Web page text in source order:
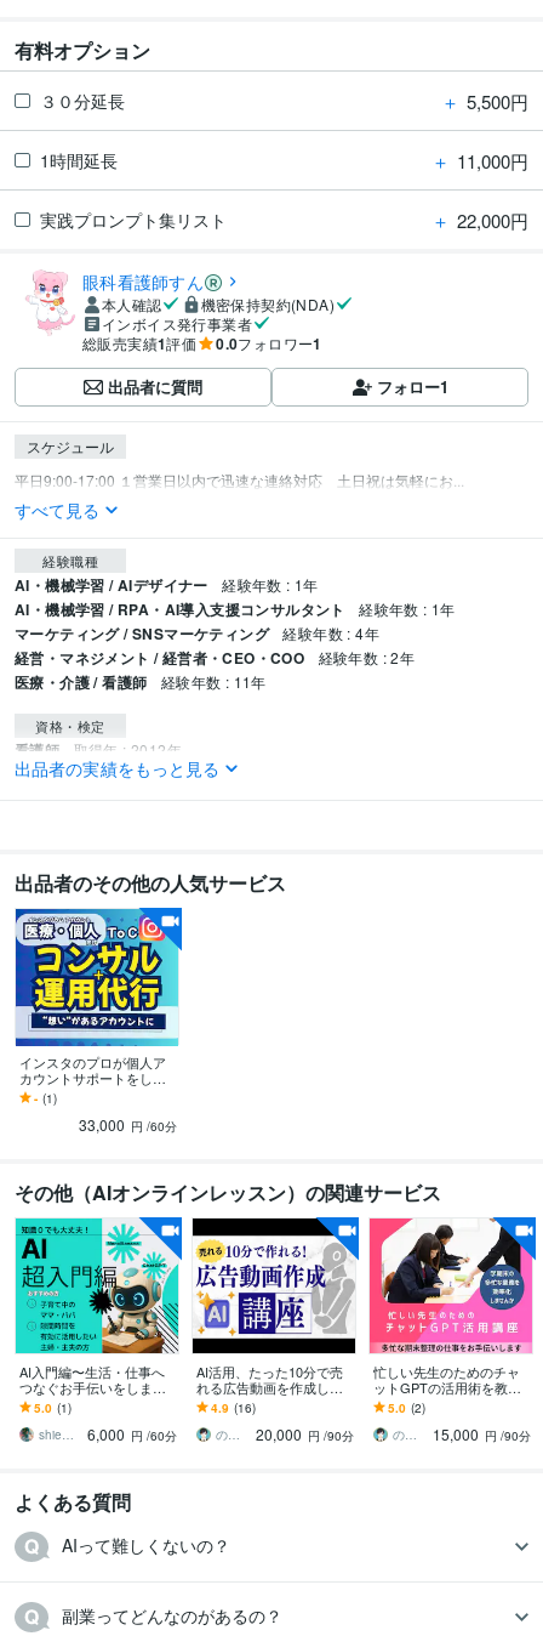
有料オプション
３０分延長 ＋ 5,500円
1時間延長 ＋ 11,000円
実践プロンプト集リスト ＋ 22,000円
眼科看護師すん
本人確認
機密保持契約(NDA)
インボイス発行事業者
総販売実績1評価 0.0フォロワー1
出品者に質問 フォロー1
スケジュール
平日9:00-17:00 １営業日以内で迅速な連絡対応　土日祝は気軽にお...
すべて見る
経験職種
AI・機械学習 / AIデザイナー 経験年数 : 1年
AI・機械学習 / RPA・AI導入支援コンサルタント 経験年数 : 1年
マーケティング / SNSマーケティング 経験年数 : 4年
経営・マネジメント / 経営者・CEO・COO 経験年数 : 2年
医療・介護 / 看護師 経験年数 : 11年
資格・検定
看護師 取得年 : 2012年
保健師 取得年 : 2012年
衛生管理者 取得年 : 2012年
ビジネス・クリエイティブツール
Excel:10年Google スプレッドシート:10年
PowerPoint:10年Word:10年
Perplexity AI:2年Midjourney:2年
Microsoft Designer:1年
DaVinci Resolve:1年CapCut:3年
出品者の実績をもっと見る
出品者のその他の人気サービス
インスタのプロが個人ア
カウントサポートをしま
す 実績あり！ファン化に
つながる【コンサル＋運
- (1)
33,000 円 /60分
その他（AIオンラインレッスン）の関連サービス
AI入門編〜生活・仕事へ
つなぐお手伝いをします
♪AIの知識0で大丈夫！一
緒に楽しく学びましょう✨
5.0 (1)
shie＠sheeee1227
6,000 円 /60分
AI活用、たった10分で売
れる広告動画を作成しま
す あなたの商品を宣伝し
ませんか！AIで簡単に広
告動画を作れます
4.9 (16)
のぶ AI活用かんたんコンテンツ制作術
20,000 円 /90分
忙しい先生のためのチャ
ットGPTの活用術を教え
ます 学期末の多忙な業務
をチャットGPTで効率化
しませんか？
5.0 (2)
のぶ AI活用かんたんコンテンツ制作術
15,000 円 /90分
よくある質問
AIって難しくないの？
副業ってどんなのがあるの？